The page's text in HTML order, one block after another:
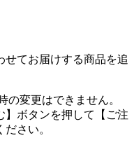
せてお届けする商品を追
の変更はできません。
】ボタンを押して【ご注
さい。